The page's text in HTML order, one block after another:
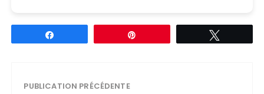
PUBLICATION PRÉCÉDENTE